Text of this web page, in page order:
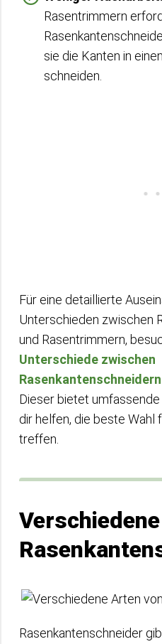
Rasentrimmern
sie die Kanten in
schneiden.
Für eine detaillierte
Unterschieden zwischen
und Rasentrimmern,
Unterschiede zwischen
Dieser bietet
dir helfen, die beste Wahl
treffen.
Rasenkantenschneider